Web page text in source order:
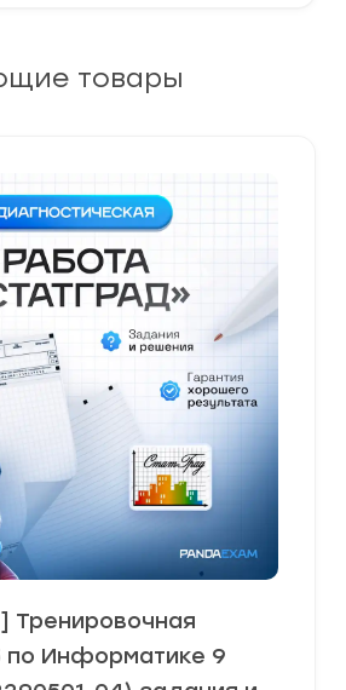
товары
Тренировочная
Информатике 9